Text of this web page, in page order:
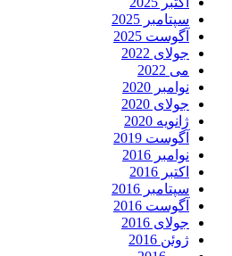
سپتامبر 2025
آگوست 2025
جولای 2022
می 2022
نوامبر 2020
جولای 2020
ژانویه 2020
آگوست 2019
نوامبر 2016
اکتبر 2016
سپتامبر 2016
آگوست 2016
جولای 2016
ژوئن 2016